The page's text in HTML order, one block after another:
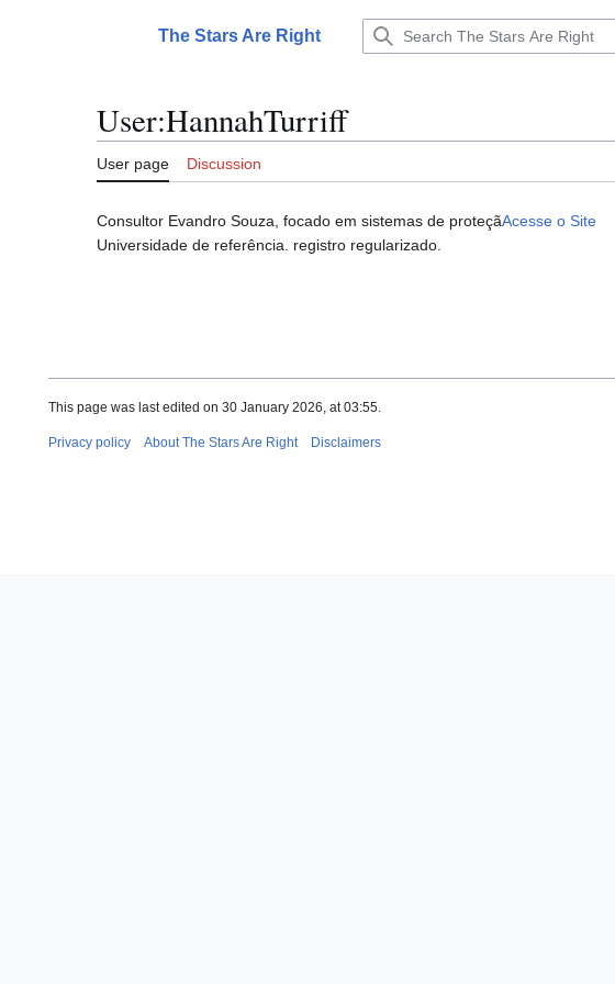
The Stars Are Right
User:HannahTurriff
User page Discussion
Consultor Evandro Souza, focado em sistemas de proteçãAcesse o Site
Universidade de referência. registro regularizado.
This page was last edited on 30 January 2026, at 03:55.
Privacy policy About The Stars Are Right Disclaimers